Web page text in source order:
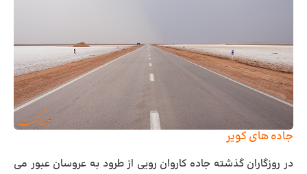
جاده های کویر
در روزگاران گذشته جاده کاروان رویی از طرود به عروسان عبور می